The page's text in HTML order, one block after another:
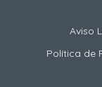
Aviso
Política de